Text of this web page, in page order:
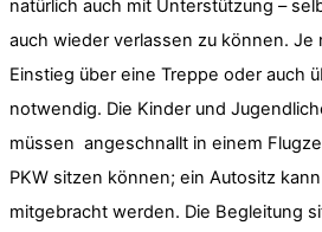
natürlich auch mit Unterstützung –
auch wieder verlassen zu können. Je
Einstieg über eine Treppe oder auch
notwendig. Die Kinder und
müssen angeschnallt in einem
PKW sitzen können; ein Autositz
mitgebracht werden. Die Begleitung